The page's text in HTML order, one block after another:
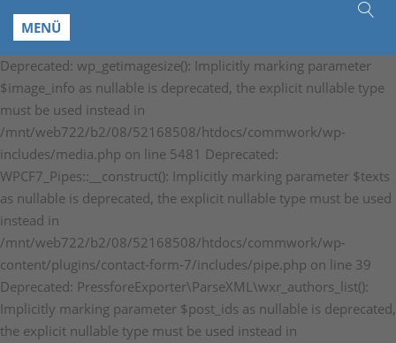
MENÜ
Deprecated: wp_getimagesize(): Implicitly marking parameter
$image_info as nullable is deprecated, the explicit nullable type
must be used instead in
/mnt/web722/b2/08/52168508/htdocs/commwork/wp-
includes/media.php on line 5481 Deprecated:
WPCF7_Pipes::__construct(): Implicitly marking parameter $texts
as nullable is deprecated, the explicit nullable type must be used
instead in
/mnt/web722/b2/08/52168508/htdocs/commwork/wp-
content/plugins/contact-form-7/includes/pipe.php on line 39
Deprecated: PressforeExporter\ParseXML\wxr_authors_list():
Implicitly marking parameter $post_ids as nullable is deprecated,
the explicit nullable type must be used instead in